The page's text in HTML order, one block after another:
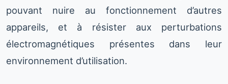
pouvant nuire au fonctionnement d’autres
appareils, et à résister aux perturbations
électromagnétiques présentes dans leur
environnement d’utilisation.